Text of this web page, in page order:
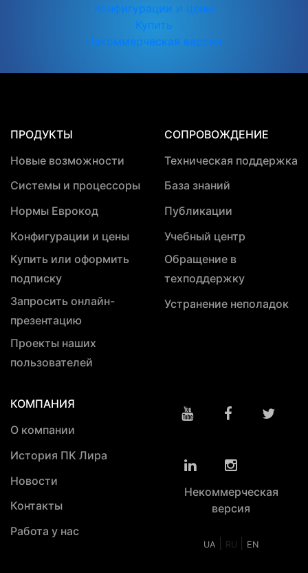
Конфигурации и цены
Купить
Некоммерческая версия
ПРОДУКТЫ
Новые возможности
Системы и процессоры
Нормы Еврокод
Конфигурации и цены
Купить или оформить
подписку
Запросить онлайн-
презентацию
Проекты наших
пользователей
СОПРОВОЖДЕНИЕ
Техническая поддержка
База знаний
Публикации
Учебный центр
Обращение в
техподдержку
Устранение неполадок
КОМПАНИЯ
О компании
История ПК Лира
Новости
Контакты
Работа у нас
Некоммерческая
версия
UA RU EN